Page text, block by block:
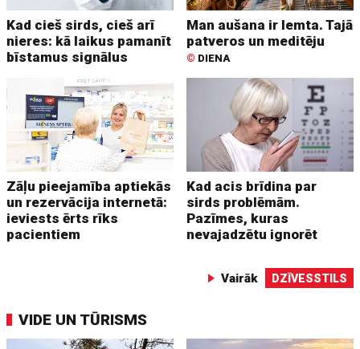
Kad cieš sirds, cieš arī
nieres: kā laikus pamanīt
bīstamus signālus
Man aušana ir lemta. Tajā
patveros un meditēju
© DIENA
Zāļu pieejamība aptiekās
un rezervācija internetā:
ieviests ērts rīks
pacientiem
Kad acis brīdina par
sirds problēmām.
Pazīmes, kuras
nevajadzētu ignorēt
Vairāk DZĪVESSTILS
VIDE UN TŪRISMS